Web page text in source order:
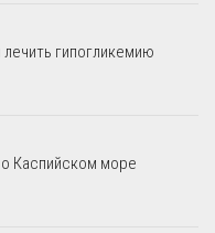
гипогликемию
Каспийском море